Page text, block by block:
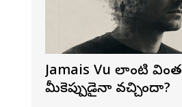
Jamais Vu లాంటి వింత
మీకెప్పుడైనా వచ్చిందా?